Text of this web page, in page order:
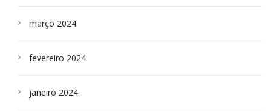
março 2024
fevereiro 2024
janeiro 2024